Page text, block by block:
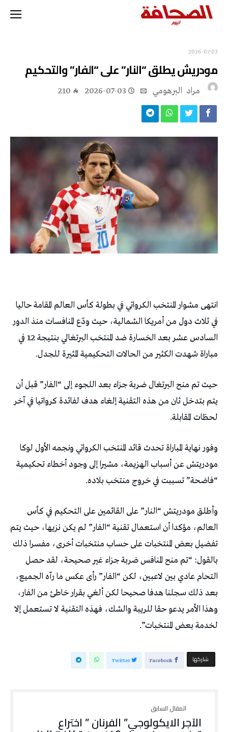
2026-07-03
مودريش يطلق “النار” على “الفار” والتحكيم
مراد‭ ‬ البرهومي 2026-07-03
210
انتهى مشوار المنتخب الكرواتي في بطولة كأس العالم المقامة حاليا
في ثلاث دول من أمريكا الشمالية، حيث ودّع المنافسات منذ الدور
السادس عشر بعد الخسارة ضد المنتخب البرتغالي بنتيجة 2ـ1 في
مباراة شهدت الكثير من الحالات التحكيمية المثيرة للجدل.
حيث تم منح البرتغال ضربة جزاء بعد اللجوء إلى “الفار” قبل أن
يتم بتدخل ثان من هذه التقنية إلغاء هدف لفائدة كرواتيا في آخر
لحظات المقابلة.
وفور نهاية المباراة تحدث قائد المنتخب الكرواتي ونجمه الأول لوكا
مودريتش عن أسباب الهزيمة، مشيرا إلى وجود أخطاء تحكيمية
“فاضحة” تسببت في خروج منتخب بلاده.
وأطلق مودريتش “النار” على القائمين على التحكيم في كأس
العالم، مؤكدا أن استعمال تقنية “الفار” لم يكن نزيها، حيث يتم
تفضيل بعض المنتخبات على حساب منتخبات أخرى، مفسرا ذلك
بالقول: “تم منح المنافس ضربة جزاء غير صحيحة، لقد حصل
التحام عادي بين لاعبين، لكن “الفار” رأى عكس ما رآه الجميع،
بعد ذلك سجلنا هدفا صحيحا لكن ألغي بقرار خاطئ من الفار،
وهذا الأمر يدعو حقا للريبة والشك، فهذه التقنية لا تستعمل إلا
لخدمة بعض المنتخبات”.
‫‫ شاركها‬ Facebook
Twitter
الآجر الايكولوجي” الفرنان ” اختراع